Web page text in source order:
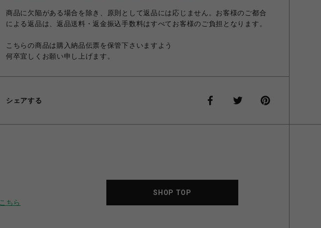
商品に欠陥がある場合を除き、原則として返品には応じません。お客様のご都合
による返品は、返品送料・返金振込手数料はすべてお客様のご負担となります。
こちらの商品は購入納品伝票を保管下さいますよう
何卒宜しくお願い申し上げます。
シェアする
こちら
SHOP TOP